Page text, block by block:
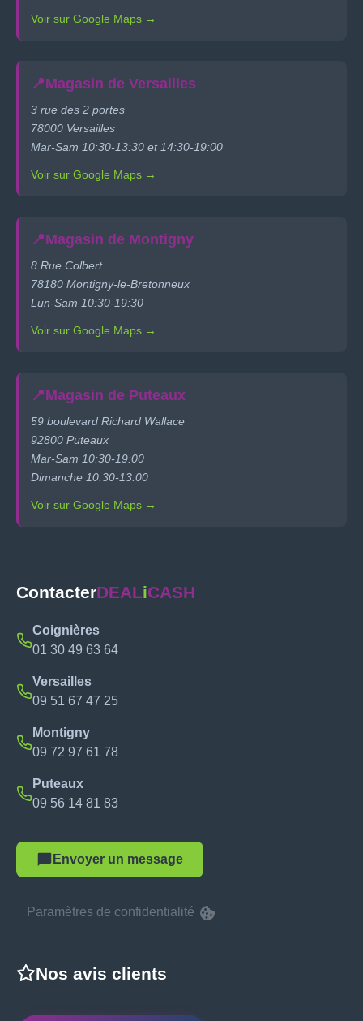
Voir sur Google Maps →
📍Magasin de Versailles
3 rue des 2 portes
78000 Versailles
Mar-Sam 10:30-13:30 et 14:30-19:00
Voir sur Google Maps →
📍Magasin de Montigny
8 Rue Colbert
78180 Montigny-le-Bretonneux
Lun-Sam 10:30-19:30
Voir sur Google Maps →
📍Magasin de Puteaux
59 boulevard Richard Wallace
92800 Puteaux
Mar-Sam 10:30-19:00
Dimanche 10:30-13:00
Voir sur Google Maps →
ContacterDEALiCASH
Coignières
01 30 49 63 64
Versailles
09 51 67 47 25
Montigny
09 72 97 61 78
Puteaux
09 56 14 81 83
Envoyer un message
Paramètres de confidentialité
Nos avis clients